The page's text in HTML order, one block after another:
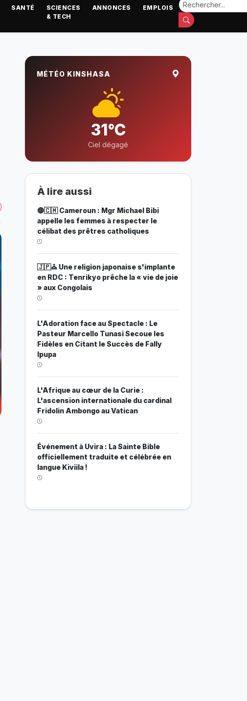
SANTÉ
SCIENCES
& TECH
ANNONCES EMPLOIS
MÉTÉO KINSHASA
31°C
Ciel dégagé
À lire aussi
🔴🇨🇲 Cameroun : Mgr Michael Bibi
appelle les femmes à respecter le
célibat des prêtres catholiques
🇯🇵⛪ Une religion japonaise s'implante
en RDC : Tenrikyo prêche la « vie de joie
» aux Congolais
L'Adoration face au Spectacle : Le
Pasteur Marcello Tunasi Secoue les
Fidèles en Citant le Succès de Fally
Ipupa
L'Afrique au cœur de la Curie :
L'ascension internationale du cardinal
Fridolin Ambongo au Vatican
Événement à Uvira : La Sainte Bible
officiellement traduite et célébrée en
langue Kiviila !